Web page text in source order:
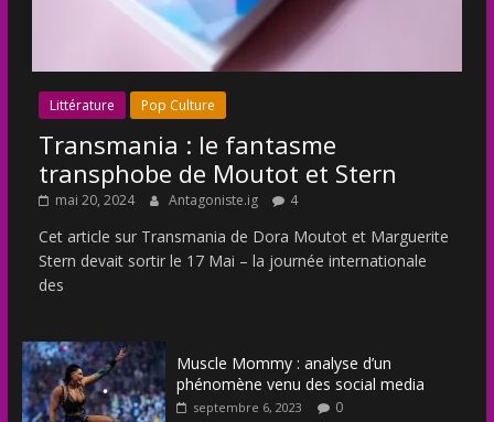
Littérature Pop Culture
Transmania : le fantasme
transphobe de Moutot et Stern
mai 20, 2024 Antagoniste.ig 4
Cet article sur Transmania de Dora Moutot et Marguerite
Stern devait sortir le 17 Mai – la journée internationale
des
Muscle Mommy : analyse d’un
phénomène venu des social media
septembre 6, 2023 0